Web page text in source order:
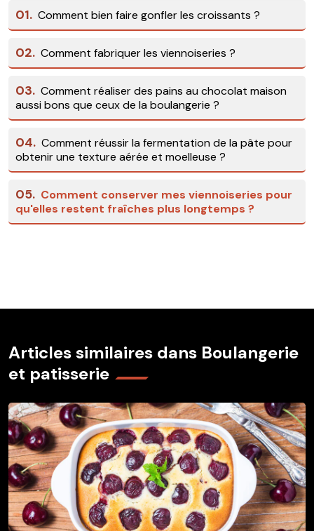
01. Comment bien faire gonfler les croissants ?
02. Comment fabriquer les viennoiseries ?
03. Comment réaliser des pains au chocolat maison
aussi bons que ceux de la boulangerie ?
04. Comment réussir la fermentation de la pâte pour
obtenir une texture aérée et moelleuse ?
05. Comment conserver mes viennoiseries pour
qu'elles restent fraîches plus longtemps ?
Articles similaires dans Boulangerie
et patisserie